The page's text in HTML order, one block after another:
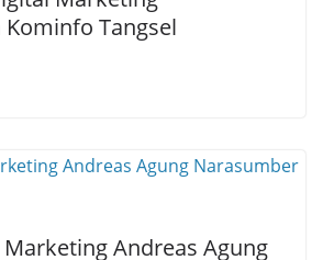
Tangsel
Andreas Agung